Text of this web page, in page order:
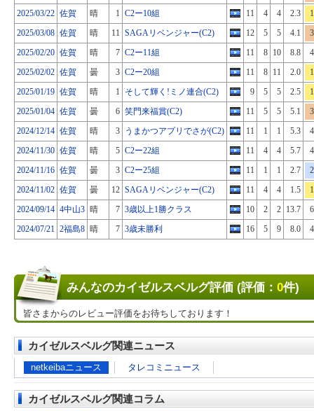
2025/03/22 佐賀 晴 1 C2ー10組 11 4 4 2.3
1
2025/03/08 佐賀 晴 11 SAGAリベンジャー(C2) 12 5 5 4.1
3
2025/02/20 佐賀 晴 7 C2ー11組 11 8 10 8.8
4
2025/02/02 佐賀 曇 3 C2ー20組 11 8 11 2.0
1
2025/01/19 佐賀 晴 1 そして輝く!ミノ連合(C2) 9 5 5 2.5
1
2025/01/04 佐賀 曇 6 笑門来福賞(C2) 11 5 5 5.1
3
2024/12/14 佐賀 晴 3 うまかつアプリでさが(C2) 11 1 1 5.3
4
2024/11/30 佐賀 晴 5 C2ー22組 11 4 4 5.7
4
2024/11/16 佐賀 曇 3 C2ー25組 11 1 1 2.7
2
2024/11/02 佐賀 曇 12 SAGAリベンジャー(C2) 11 4 4 1.5
1
2024/09/14 4中山3 晴 7 3歳以上1勝クラス 10 2 2 13.7
6
2024/07/21 2福島8 晴 7 3歳未勝利 16 5 9 8.0 4
みんなのカイゼルスベルグ評価 (評価： 0件)
皆さまからのレビュー評価をお待ちしております！
カイゼルスベルグ関連ニュース
netkeibaニュース タレコミニュース
カイゼルスベルグ関連コラム